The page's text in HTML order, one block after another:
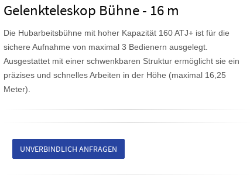
Gelenkteleskop Bühne - 16 m
Die Hubarbeitsbühne mit hoher Kapazität 160 ATJ+ ist für die
sichere Aufnahme von maximal 3 Bedienern ausgelegt.
Ausgestattet mit einer schwenkbaren Struktur ermöglicht sie ein
präzises und schnelles Arbeiten in der Höhe (maximal 16,25
Meter).
UNVERBINDLICH ANFRAGEN